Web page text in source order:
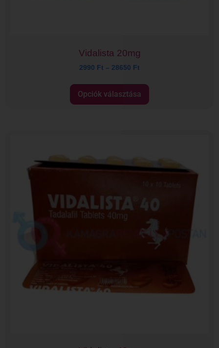
Vidalista 20mg
2990 Ft – 28650 Ft
Opciók választása